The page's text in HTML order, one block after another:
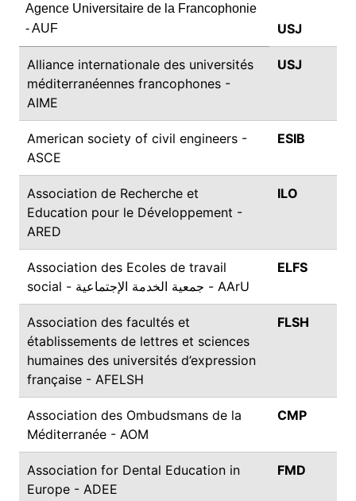
Agence Universitaire de la Francophonie
- AUF
USJ
Alliance internationale des universités
méditerranéennes francophones -
AIME
USJ
American society of civil engineers -
ASCE
ESIB
Association de Recherche et
Education pour le Développement -
ARED
ILO
Association des Ecoles de travail
social - جمعية الخدمة الإجتماعية - AArU
ELFS
Association des facultés et
établissements de lettres et sciences
humaines des universités d’expression
française - AFELSH
FLSH
Association des Ombudsmans de la
Méditerranée - AOM
CMP
Association for Dental Education in
Europe - ADEE
FMD